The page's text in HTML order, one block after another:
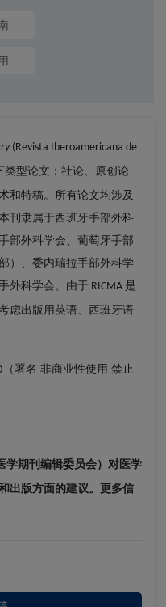
(Revista Iberoamericana de
类型论文：社论、原创论
和特稿。所有论文均涉及
刊隶属于西班牙手部外科
部外科学会、葡萄牙手部
）、委内瑞拉手部外科学
外科学会。由于 RICMA 是
虑出版用英语、西班牙语
（署名-非商业性使用-禁止
学期刊编辑委员会）对医学
出版方面的建议。更多信